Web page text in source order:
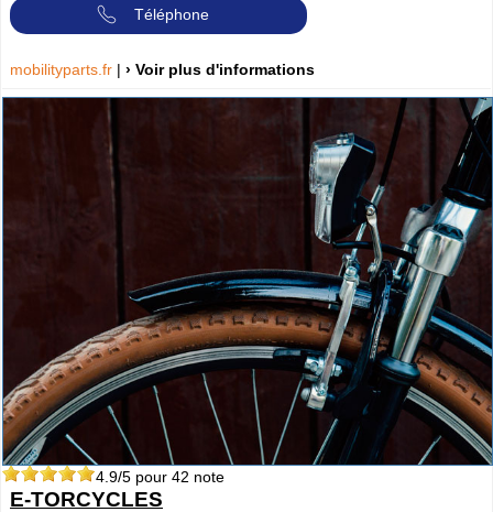
Téléphone
mobilityparts.fr | › Voir plus d'informations
4.9/5 pour 42 note
E-TORCYCLES